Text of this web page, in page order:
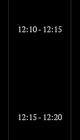
12:10 - 12:15
12:15 - 12:20